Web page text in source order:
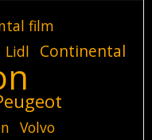
film
Lidl
Continental
Volvo